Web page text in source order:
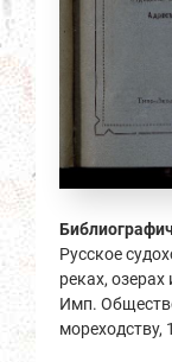
Русское
реках,
Имп.
мореходству,